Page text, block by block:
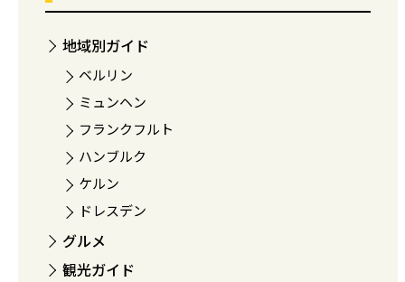
地域別ガイド
ベルリン
ミュンヘン
フランクフルト
ハンブルク
ケルン
ドレスデン
グルメ
観光ガイド